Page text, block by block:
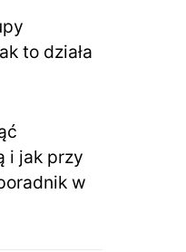
to działa
i jak przy
w